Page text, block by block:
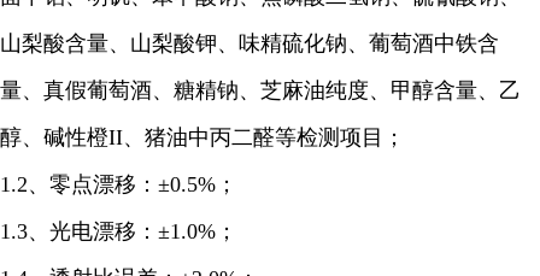
山梨酸含量、山梨酸钾、味精硫化钠、葡萄酒中铁含
量、真假葡萄酒、糖精钠、芝麻油纯度、甲醇含量、乙
醇、碱性橙II、猪油中丙二醛等检测项目；
1.2、零点漂移：±0.5%；
1.3、光电漂移：±1.0%；